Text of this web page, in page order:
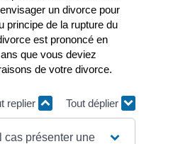
un divorce pour
principe de la rupture du
est prononcé en
que vous deviez
de votre divorce.
replier Tout déplier
cas présenter une